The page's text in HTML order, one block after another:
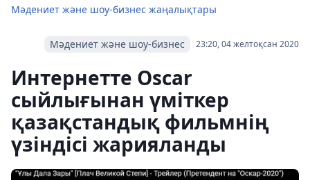
Мәдениет және шоу-бизнес жаңалықтары
23:20, 04 желтоқсан 2020
Мәдениет және шоу-бизнес
Интернетте Oscar
сыйлығынан үміткер
қазақстандық фильмнің
үзіндісі жарияланды